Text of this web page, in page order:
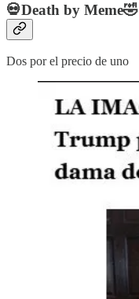
💀Death by Meme🤣
Dos por el precio de uno